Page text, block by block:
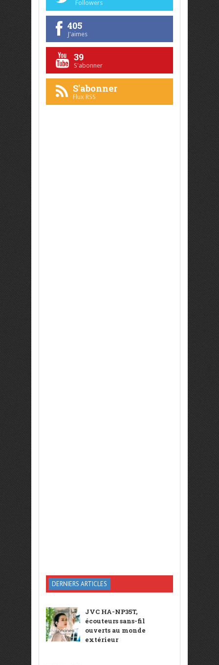
Followers
405
J'aimes
39
S'abonner
S'abonner
Flux RSS
DERNIERS ARTICLES
JVC HA-NP35T,
écouteurs sans-fil
ouverts au monde
extérieur